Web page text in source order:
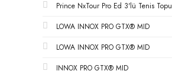
Prince NxTour Pro Ed 3'lü Tenis Topu
LOWA INNOX PRO GTX® MID
LOWA INNOX PRO GTX® MID
INNOX PRO GTX® MID